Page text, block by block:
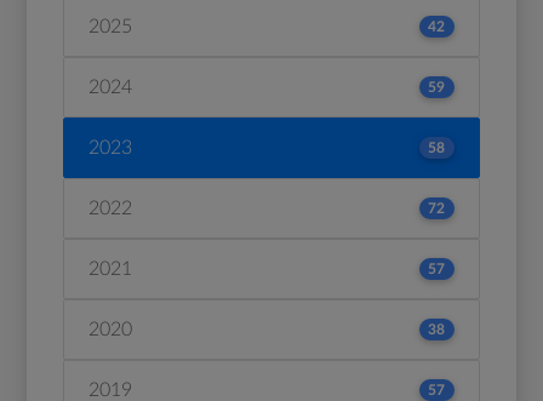
2025 42
2024 59
2023 58
2022 72
2021 57
2020 38
2019 57